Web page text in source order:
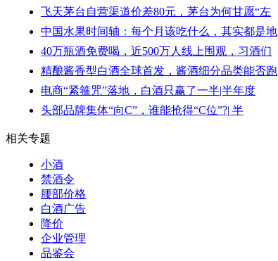
飞天茅台自营渠道价差80元，茅台为何甘愿“左
中国水果时间轴：每个月该吃什么，其实都是地
40万瓶酒免费喝，近500万人线上围观，习酒们
精酿酱香型白酒全球首发，酱酒细分品类能否跑
电商“紧箍咒”落地，白酒只赢了一半|半年度
头部品牌集体“向C”，谁能抢得“C位”?| 半
相关专题
小酒
禁酒令
腰部价格
白酒广告
降价
企业管理
品鉴会